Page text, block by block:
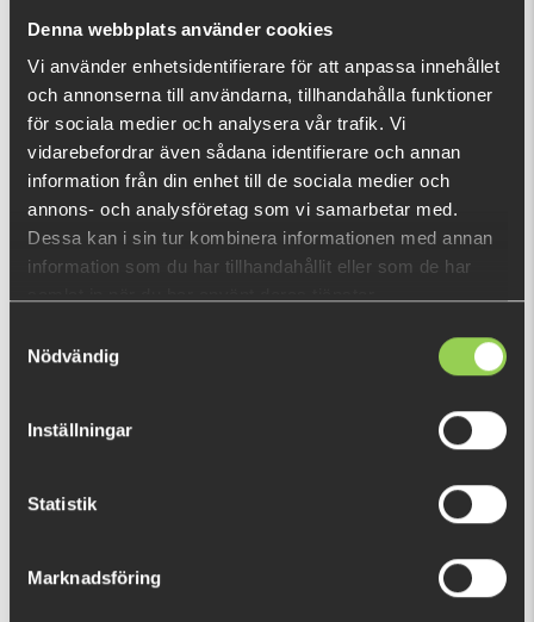
Denna webbplats använder cookies
Vi använder enhetsidentifierare för att anpassa innehållet
och annonserna till användarna, tillhandahålla funktioner
för sociala medier och analysera vår trafik. Vi
vidarebefordrar även sådana identifierare och annan
information från din enhet till de sociala medier och
annons- och analysföretag som vi samarbetar med.
Dessa kan i sin tur kombinera informationen med annan
information som du har tillhandahållit eller som de har
Nödvändig
Inställningar
Statistik
Marknadsföring
Vad är detta?
DU TITTADE NYLIGEN PÅ
Fåtal kvar